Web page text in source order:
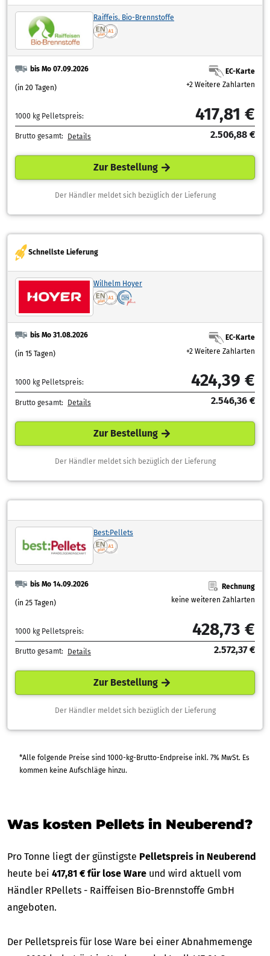
Raiffeis. Bio-Brennstoffe
bis Mo 07.09.2026
(in 20 Tagen)
EC-Karte
+2 Weitere Zahlarten
1000 kg Pelletspreis: 417,81 €
Brutto gesamt: Details 2.506,88 €
Zur Bestellung
Der Händler meldet sich bezüglich der Lieferung
Schnellste Lieferung
Wilhelm Hoyer
bis Mo 31.08.2026
(in 15 Tagen)
EC-Karte
+2 Weitere Zahlarten
1000 kg Pelletspreis: 424,39 €
Brutto gesamt: Details 2.546,36 €
Zur Bestellung
Der Händler meldet sich bezüglich der Lieferung
Best:Pellets
bis Mo 14.09.2026
(in 25 Tagen)
Rechnung
keine weiteren Zahlarten
1000 kg Pelletspreis: 428,73 €
Brutto gesamt: Details 2.572,37 €
Zur Bestellung
Der Händler meldet sich bezüglich der Lieferung
*Alle folgende Preise sind 1000-kg-Brutto-Endpreise inkl. 7% MwSt. Es
kommen keine Aufschläge hinzu.
Was kosten Pellets in Neuberend?
Pro Tonne liegt der günstigste Pelletspreis in Neuberend
heute bei 417,81 € für lose Ware und wird aktuell vom
Händler RPellets - Raiffeisen Bio-Brennstoffe GmbH
angeboten.
Der Pelletspreis für lose Ware bei einer Abnahmemenge